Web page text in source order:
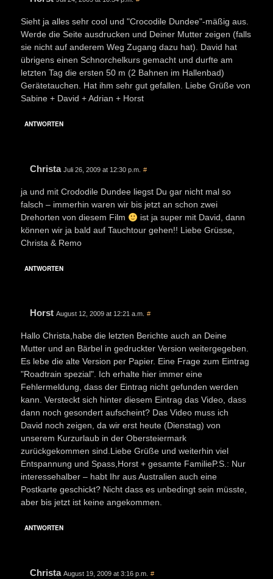
Sieht ja alles sehr cool und "Crocodile Dundee"-mäßig aus.
Werde die Seite ausdrucken und Deiner Mutter zeigen (falls
sie nicht auf anderem Weg Zugang dazu hat). David hat
übrigens einen Schnorchelkurs gemacht und durfte am
letzten Tag die ersten 50 m (2 Bahnen im Hallenbad)
Gerätetauchen. Hat ihm sehr gut gefallen. Liebe Grüße von
Sabine + David + Adrian + Horst
ANTWORTEN
Christa Juli 26, 2009 at 12:30 p.m. #
ja und mit Crododile Dundee liegst Du gar nicht mal so
falsch – immerhin waren wir bis jetzt an schon zwei
Drehorten von diesem Film
ist ja super mit David, dann
können wir ja bald auf Tauchtour gehen!! Liebe Grüsse,
Christa & Remo
ANTWORTEN
Horst August 12, 2009 at 12:21 a.m. #
Hallo Christa,habe die letzten Berichte auch an Deine
Mutter und an Bärbel in gedruckter Version weitergegeben.
Es lebe die alte Version per Papier. Eine Frage zum Eintrag
"Roadtrain spezial". Ich erhalte hier immer eine
Fehlermeldung, dass der Eintrag nicht gefunden werden
kann. Versteckt sich hinter diesem Eintrag das Video, dass
dann noch gesondert aufscheint? Das Video muss ich
David noch zeigen, da wir erst heute (Dienstag) von
unserem Kurzurlaub in der Obersteiermark
zurückgekommen sind.Liebe Grüße und weiterhin viel
Entspannung und Spass,Horst + gesamte FamilieP.S.: Nur
interessehalber – habt Ihr aus Australien auch eine
Postkarte geschickt? Nicht dass es unbedingt sein müsste,
aber bis jetzt ist keine angekommen.
ANTWORTEN
Christa August 19, 2009 at 3:16 p.m. #